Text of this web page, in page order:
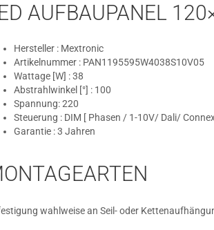
AUFBAUPANEL
Hersteller : Mextronic
Artikelnummer : PAN1195595W4038S10V05
Wattage [W] : 38
Abstrahlwinkel [°] : 100
Spannung: 220
Steuerung : DIM [ Phasen / 1-10V/ Dali/
Garantie : 3 Jahren
wahlweise an Seil- oder